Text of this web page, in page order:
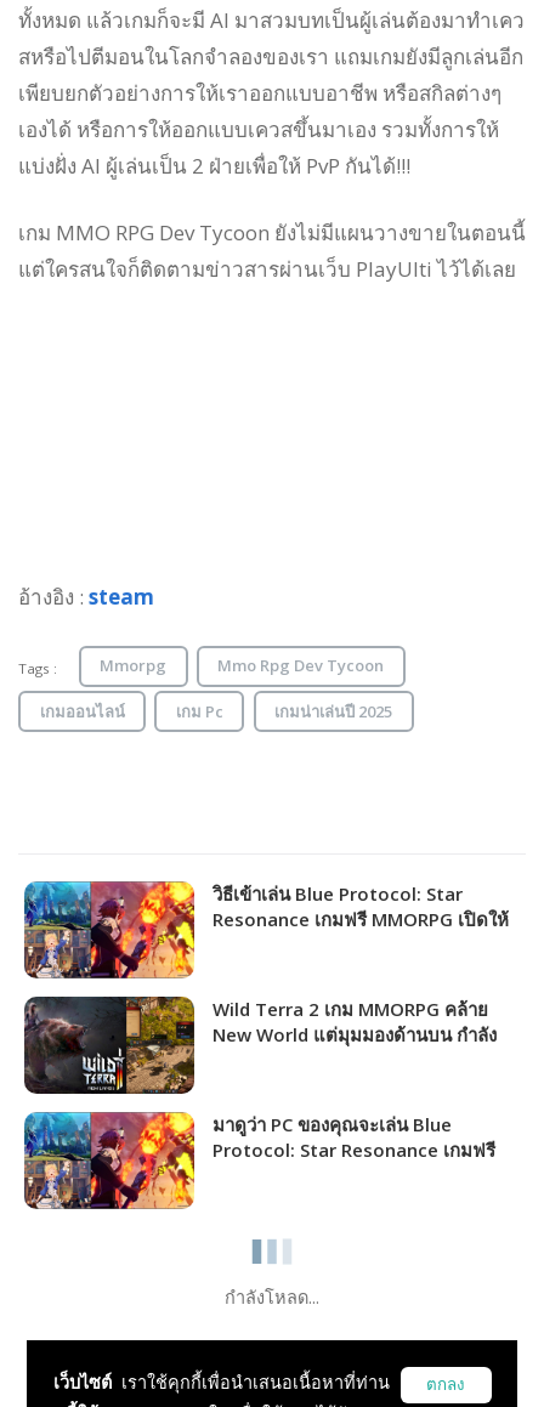
ทั้งหมด แล้วเกมก็จะมี AI มาสวมบทเป็นผู้เล่นต้องมาทำเคว
สหรือไปตีมอนในโลกจำลองของเรา แถมเกมยังมีลูกเล่นอีก
เพียบยกตัวอย่างการให้เราออกแบบอาชีพ หรือสกิลต่างๆ
เองได้ หรือการให้ออกแบบเควสขึ้นมาเอง รวมทั้งการให้
แบ่งฝั่ง AI ผู้เล่นเป็น 2 ฝ่ายเพื่อให้ PvP กันได้!!!
เกม MMO RPG Dev Tycoon ยังไม่มีแผนวางขายในตอนนี้
แต่ใครสนใจก็ติดตามข่าวสารผ่านเว็บ PlayUlti ไว้ได้เลย
อ้างอิง : steam
Tags : Mmorpg Mmo Rpg Dev Tycoon
เกมออนไลน์ เกม Pc เกมน่าเล่นปี 2025
วิธีเข้าเล่น Blue Protocol: Star
Resonance เกมฟรี MMORPG เปิดให้
Wild Terra 2 เกม MMORPG คล้าย
New World แต่มุมมองด้านบน กำลัง
มาดูว่า PC ของคุณจะเล่น Blue
Protocol: Star Resonance เกมฟรี
กำลังโหลด...
เว็บไซต์ เราใช้คุกกี้เพื่อนำเสนอเนื้อหาที่ท่าน
ตกลง